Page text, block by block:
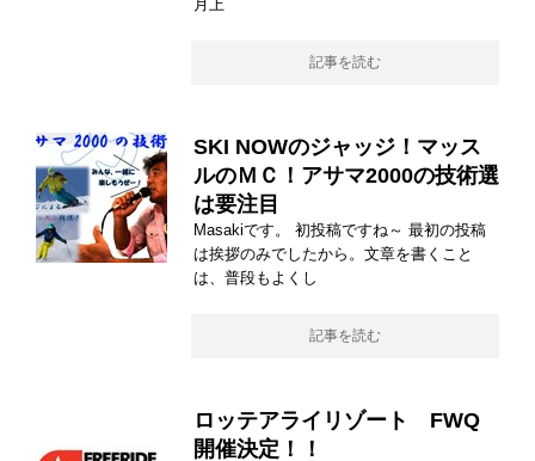
月上
記事を読む
SKI NOWのジャッジ！マッス
ルのＭＣ！アサマ2000の技術選
は要注目
Masakiです。 初投稿ですね～ 最初の投稿
は挨拶のみでしたから。文章を書くこと
は、普段もよくし
記事を読む
ロッテアライリゾート FWQ
開催決定！！